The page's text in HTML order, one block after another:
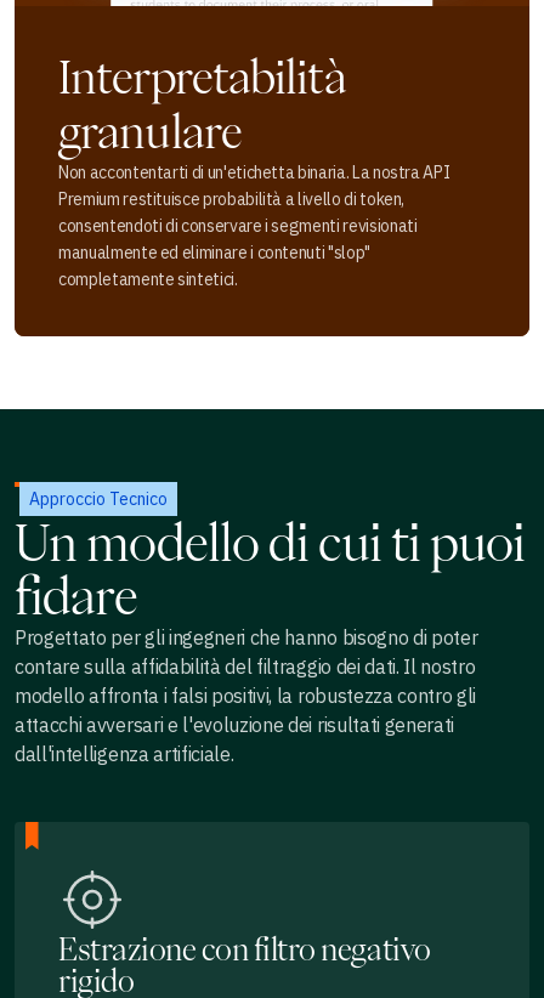
Interpretabilità
granulare
Non accontentarti di un'etichetta binaria. La nostra API
Premium restituisce probabilità a livello di token,
consentendoti di conservare i segmenti revisionati
manualmente ed eliminare i contenuti "slop"
completamente sintetici.
Approccio Tecnico
Un modello di cui ti puoi
fidare
Progettato per gli ingegneri che hanno bisogno di poter
contare sulla affidabilità del filtraggio dei dati. Il nostro
modello affronta i falsi positivi, la robustezza contro gli
attacchi avversari e l'evoluzione dei risultati generati
dall'intelligenza artificiale.
Estrazione con filtro negativo
rigido